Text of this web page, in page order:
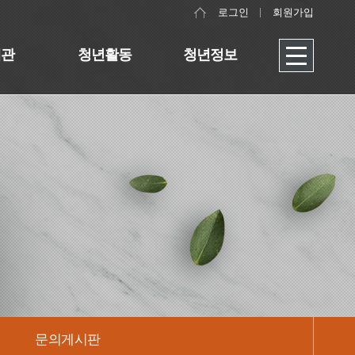
로그인 회원가입
청년활동 청년정보
문의게시판